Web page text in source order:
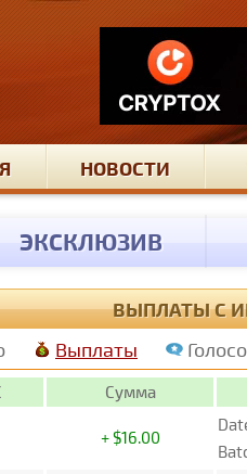
НОВОСТИ
ЭКСКЛЮЗИВ
ВЫПЛАТЫ С
Выплаты
Сумма
+ $16.00